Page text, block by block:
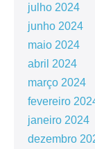
julho 2024
junho 2024
maio 2024
abril 2024
março 2024
fevereiro
janeiro 2024
dezembro